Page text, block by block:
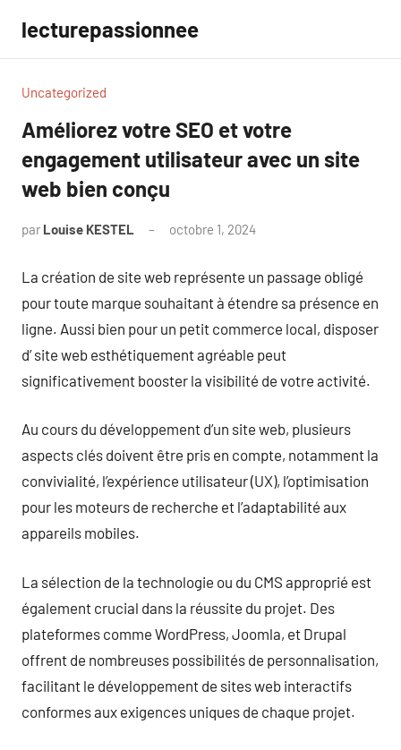
contenu
lecturepassionnee
Uncategorized
Améliorez votre SEO et votre
engagement utilisateur avec un site
web bien conçu
par Louise KESTEL octobre 1, 2024
La création de site web représente un passage obligé
pour toute marque souhaitant à étendre sa présence en
ligne. Aussi bien pour un petit commerce local, disposer
d’ site web esthétiquement agréable peut
significativement booster la visibilité de votre activité.
Au cours du développement d’un site web, plusieurs
aspects clés doivent être pris en compte, notamment la
convivialité, l’expérience utilisateur (UX), l’optimisation
pour les moteurs de recherche et l’adaptabilité aux
appareils mobiles.
La sélection de la technologie ou du CMS approprié est
également crucial dans la réussite du projet. Des
plateformes comme WordPress, Joomla, et Drupal
offrent de nombreuses possibilités de personnalisation,
facilitant le développement de sites web interactifs
conformes aux exigences uniques de chaque projet.